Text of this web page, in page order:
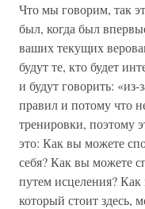
Что мы говорим, так
был, когда был
ваших текущих
будут те, кто будет
и будут говорить:
правил и потому что
тренировки, поэтому
это: Как вы можете
себя? Как вы можете
путем исцеления?
который стоит здесь,